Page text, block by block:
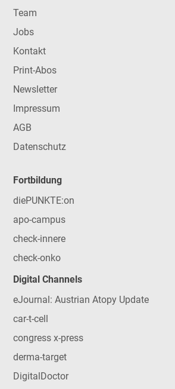
Team
Jobs
Kontakt
Print-Abos
Newsletter
Impressum
AGB
Datenschutz
Fortbildung
diePUNKTE:on
apo-campus
check-innere
check-onko
Digital Channels
eJournal: Austrian Atopy Update
car-t-cell
congress x-press
derma-target
DigitalDoctor